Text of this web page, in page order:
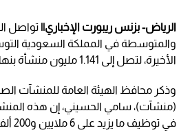
الرياض- بزنس ريبورت الإخباري|| تواصل
والمتوسطة في المملكة السعودية
الأخيرة، لتصل إلى 1.141 مليون منشأة بنهاية العام 2022.
وذكر محافظ الهيئة العامة للمنشآت
(منشآت)، سامي الحسيني، إن هذه
في توظيف ما يزيد على 6 ملايين و200 ألف موظف.